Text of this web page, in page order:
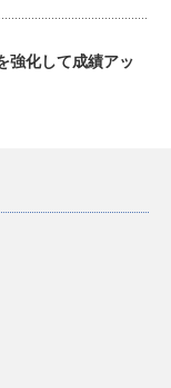
化して成績アッ